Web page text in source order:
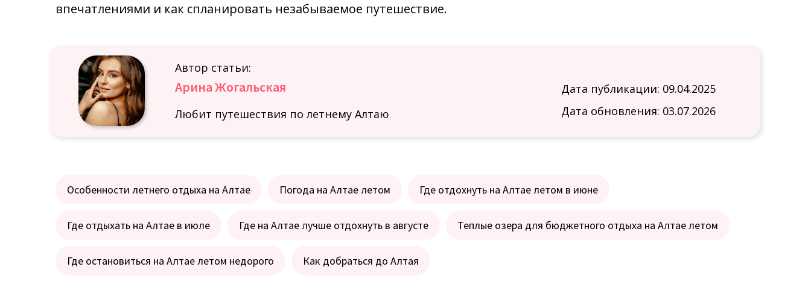
впечатлениями и как спланировать незабываемое путешествие.
Арина Жогальская Дата публикации: 09.04.2025
Автор статьи:
Дата обновления: 03.07.2026
Любит путешествия по летнему Алтаю
Особенности летнего отдыха на Алтае Погода на Алтае летом Где отдохнуть на Алтае летом в июне
Где отдыхать на Алтае в июле Где на Алтае лучше отдохнуть в августе Теплые озера для бюджетного отдыха на Алтае летом
Где остановиться на Алтае летом недорого Как добраться до Алтая